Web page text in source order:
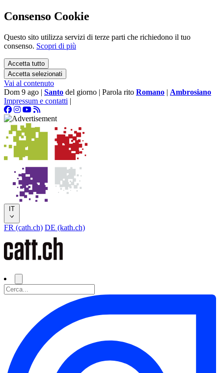
Consenso Cookie
Questo sito utilizza servizi di terze parti che richiedono il tuo
consenso. Scopri di più
Accetta tutto
Accetta selezionati
Vai al contenuto
Dom 9 ago | Santo del giorno | Parola rito Romano | Ambrosiano
Impressum e contatti |
IT
FR (cath.ch) DE (kath.ch)